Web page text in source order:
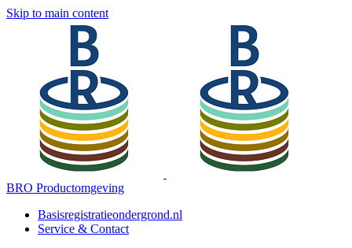
Skip to main content
BRO Productomgeving
Basisregistratieondergrond.nl
Service & Contact